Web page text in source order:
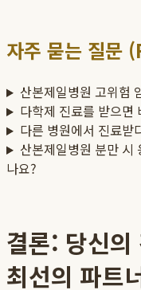
자주 묻는 질문
산본제일병원 고위험
다학제 진료를 받으면
다른 병원에서 진료받
산본제일병원 분만 시
나요?
결론: 당신의
최선의 파트